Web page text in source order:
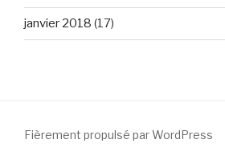
janvier 2018 (17)
Fièrement propulsé par WordPress